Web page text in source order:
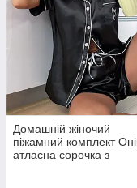
Домашній жіночий
піжамний комплект
атласна сорочка з